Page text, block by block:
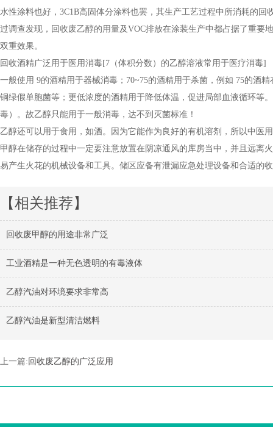
水性涂料也好，3C1B高固体分涂料也罢，其生产工艺过程中所消耗的
过调查发现，回收废乙醇的用量及VOC排放在涂装生产中都占据了重
双重效果。
回收酒精广泛用于医用消毒[7（体积分数）的乙醇溶液常用于医疗消毒]
一般使用 9的酒精用于器械消毒；70~75的酒精用于杀菌，例如 75的酒
铜绿假单胞菌等；更低浓度的酒精用于降低体温，促进局部血液循环等
毒）。故乙醇只能用于一般消毒，达不到灭菌标准！
乙醇还可以用于食用，如酒。因为它能作为良好的有机溶剂，所以中医
甲醇在储存的过程中一定要注意放置在阴凉通风的库房当中，并且远
易产生火花的机械设备和工具。储区应备有泄漏应急处理设备和合适的
【相关推荐】
回收废甲醇的用途非常广泛
工业酒精是一种无色透明的有毒液体
乙醇汽油对环境要求非常高
乙醇汽油是新型清洁燃料
上一篇: 回收废乙醇的广泛应用